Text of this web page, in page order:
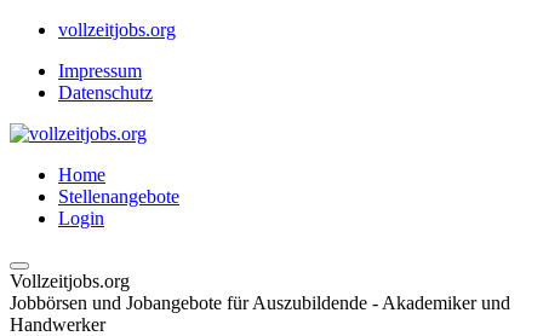
vollzeitjobs.org
Impressum
Datenschutz
Home
Stellenangebote
Login
Vollzeitjobs.org
Jobbörsen und Jobangebote für Auszubildende - Akademiker und
Handwerker